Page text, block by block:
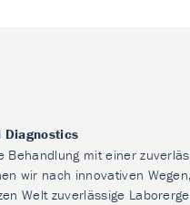
Diagnostics
Behandlung mit einer
wir nach innovativen
Welt zuverlässige